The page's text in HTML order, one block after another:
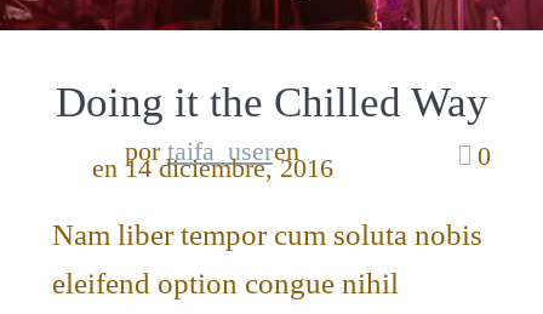
Doing it the Chilled Way
portaifa_useren
en 14 diciembre, 2016 0
Nam liber tempor cum soluta nobis
eleifend option congue nihil